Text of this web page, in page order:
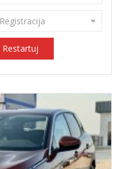
Registracija
Restartuj